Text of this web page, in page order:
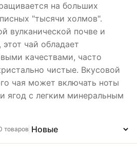
на больших
"тысячи холмов".
вулканической почве и
чай обладает
качествами, часто
чистые. Вкусовой
чая может включать ноты
ягод с легким минеральным
товаров